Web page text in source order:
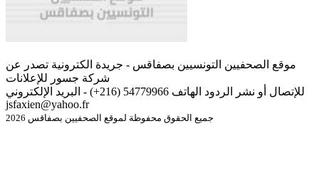
موقع الصحفيين التونسيين بصفاقس - جريدة الكترونية تصدر عن
شركة جسور للإعلانات
للإتصال أو نشر الردود الهاتف 54779966 (216+) - البريد الإلكتروني
jsfaxien@yahoo.fr
جميع الحقوق محفوظة لموقع الصحفيين بصفاقس 2026